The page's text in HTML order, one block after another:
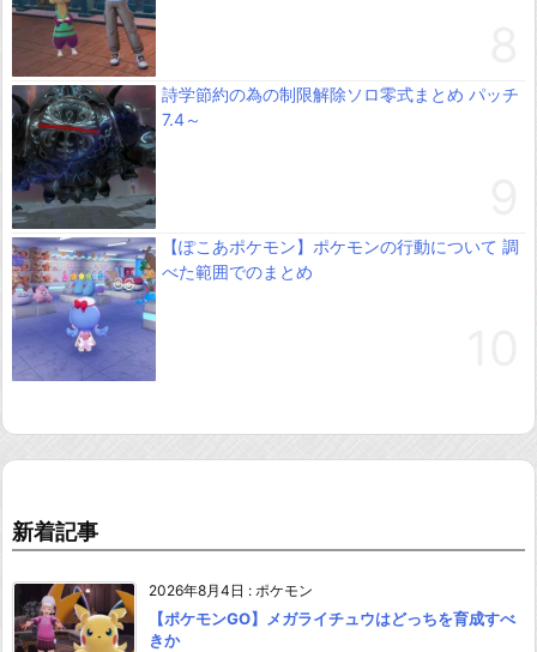
詩学節約の為の制限解除ソロ零式まとめ パッチ
7.4～
【ぽこあポケモン】ポケモンの行動について 調
べた範囲でのまとめ
新着記事
2026年8月4日 : ポケモン
【ポケモンGO】メガライチュウはどっちを育成すべ
きか